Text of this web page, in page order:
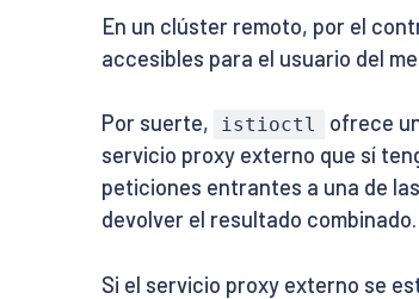
En un clúster remoto, por el
accesibles para el usuario del
Por suerte, istioctl ofrece
servicio proxy externo que sí
peticiones entrantes a una de
devolver el resultado combinado.
Si el servicio proxy externo se